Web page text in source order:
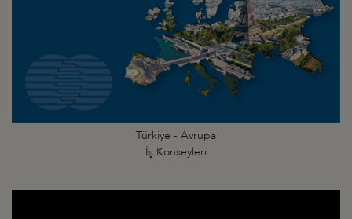
Türkiye - Avrupa
İş Konseyleri